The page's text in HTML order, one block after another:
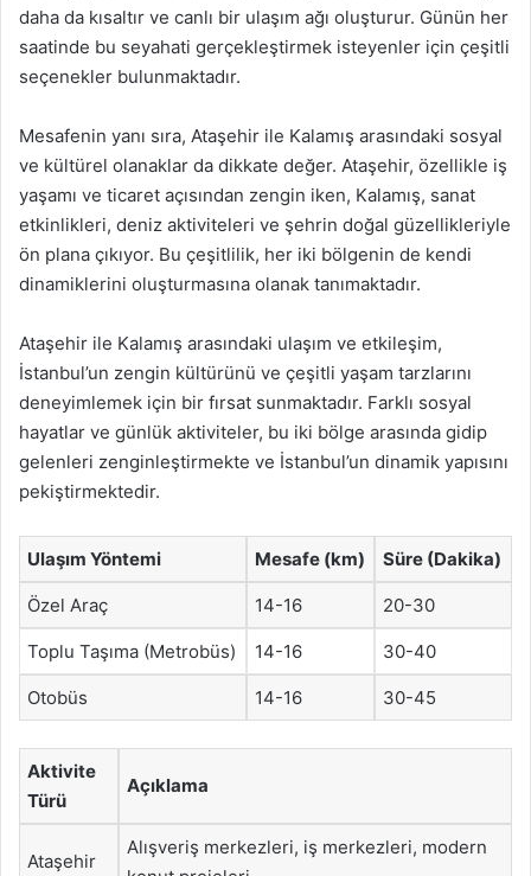
daha da kısaltır ve canlı bir ulaşım ağı oluşturur. Günün her
saatinde bu seyahati gerçekleştirmek isteyenler için çeşitli
seçenekler bulunmaktadır.
Mesafenin yanı sıra, Ataşehir ile Kalamış arasındaki sosyal
ve kültürel olanaklar da dikkate değer. Ataşehir, özellikle iş
yaşamı ve ticaret açısından zengin iken, Kalamış, sanat
etkinlikleri, deniz aktiviteleri ve şehrin doğal güzellikleriyle
ön plana çıkıyor. Bu çeşitlilik, her iki bölgenin de kendi
dinamiklerini oluşturmasına olanak tanımaktadır.
Ataşehir ile Kalamış arasındaki ulaşım ve etkileşim,
İstanbul’un zengin kültürünü ve çeşitli yaşam tarzlarını
deneyimlemek için bir fırsat sunmaktadır. Farklı sosyal
hayatlar ve günlük aktiviteler, bu iki bölge arasında gidip
gelenleri zenginleştirmekte ve İstanbul’un dinamik yapısını
pekiştirmektedir.
Ulaşım Yöntemi Mesafe (km) Süre (Dakika)
Özel Araç 14-16 20-30
Toplu Taşıma (Metrobüs) 14-16 30-40
Otobüs 14-16 30-45
Aktivite
Türü
Açıklama
Ataşehir
Alışveriş merkezleri, iş merkezleri, modern